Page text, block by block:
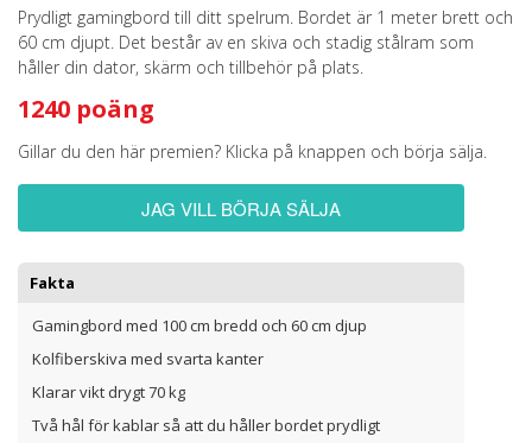
Prydligt gamingbord till ditt spelrum. Bordet är 1 meter brett och
60 cm djupt. Det består av en skiva och stadig stålram som
håller din dator, skärm och tillbehör på plats.
1240 poäng
Gillar du den här premien? Klicka på knappen och börja sälja.
JAG VILL BÖRJA SÄLJA
Fakta
Gamingbord med 100 cm bredd och 60 cm djup
Kolfiberskiva med svarta kanter
Klarar vikt drygt 70 kg
Två hål för kablar så att du håller bordet prydligt